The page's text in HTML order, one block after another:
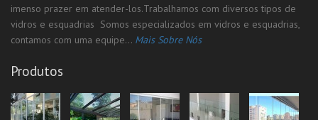
imenso prazer em atender-los.Trabalhamos com diversos tipos de
vidros e esquadrias Somos especializados em vidros e esquadrias,
contamos com uma equipe... Mais Sobre Nós
Produtos